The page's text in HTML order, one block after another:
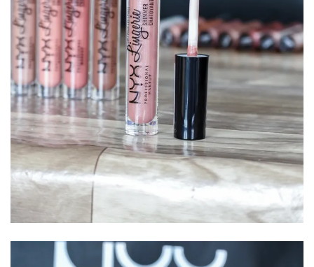
&
maroquinerie
(218)
Sélections
shopping
(43)
ARCHIVES
DU BLOG